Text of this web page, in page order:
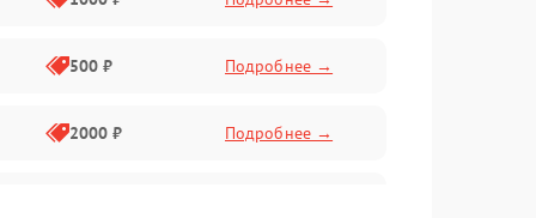
500 ₽ Подробнее →
2000 ₽ Подробнее →